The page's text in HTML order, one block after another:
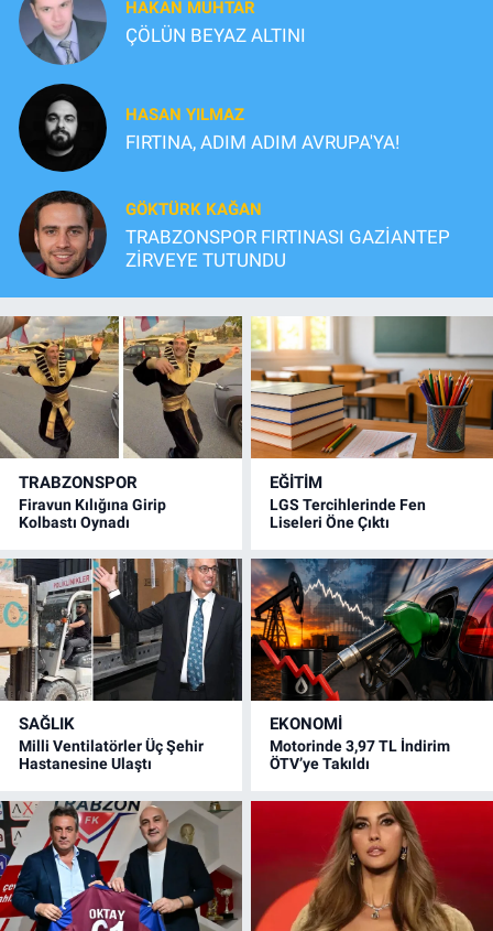
HAKAN MUHTAR
ÇÖLÜN BEYAZ ALTINI
HASAN YILMAZ
FIRTINA, ADIM ADIM AVRUPA'YA!
GÖKTÜRK KAĞAN
TRABZONSPOR FIRTINASI GAZİANTEP
ZİRVEYE TUTUNDU
TRABZONSPOR
Firavun Kılığına Girip
Kolbastı Oynadı
EĞİTİM
LGS Tercihlerinde Fen
Liseleri Öne Çıktı
SAĞLIK
Milli Ventilatörler Üç Şehir
Hastanesine Ulaştı
EKONOMİ
Motorinde 3,97 TL İndirim
ÖTV’ye Takıldı